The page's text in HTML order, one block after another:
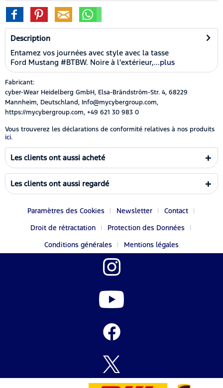
Description
Entamez vos journées avec style avec la tasse
Ford Mustang #BTBW. Noire à l'extérieur,...plus
Fabricant:
cyber-Wear Heidelberg GmbH, Elsa-Brändström-Str. 4, 68229
Mannheim, Deutschland, Info@mycybergroup.com,
https://mycybergroup.com, +49 621 30 983 0
Vous trouverez les déclarations de conformité relatives à nos produits
ici.
Les clients ont aussi acheté
Les clients ont aussi regardé
Paramètres des Cookies Newsletter
Contact
Droit de rétractation
Protection des Données
Conditions générales
Mentions légales